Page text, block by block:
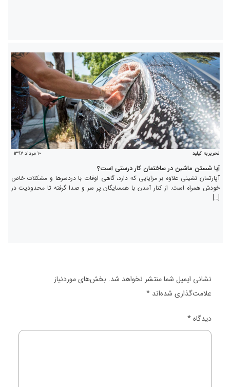
تحریریه کیلید ۱۰ مرداد ۱۳۹۷
آیا شستن ماشین در ساختمان کار درستی است؟
آپارتمان نشینی علاوه بر مزایایی که دارد، گاهی اوقات با دردسرها و مشکلات خاص
خودش همراه است. از کنار آمدن با همسایگان پر سر و صدا گرفته تا محدودیت در
[…]
نشانی ایمیل شما منتشر نخواهد شد. بخش‌های موردنیاز
علامت‌گذاری شده‌اند *
دیدگاه*